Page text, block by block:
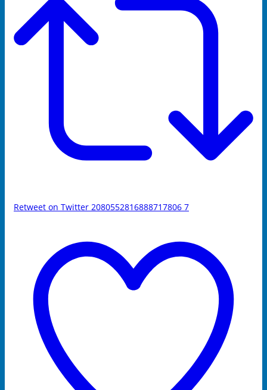
Retweet on Twitter 2080552816888717806 7